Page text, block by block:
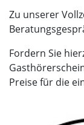
Zu unserer
Fordern Sie
Preise für die